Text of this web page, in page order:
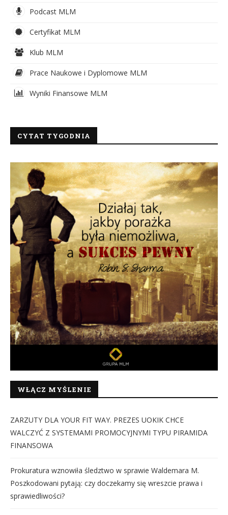
Podcast MLM
Certyfikat MLM
Klub MLM
Prace Naukowe i Dyplomowe MLM
Wyniki Finansowe MLM
CYTAT TYGODNIA
WŁĄCZ MYŚLENIE
ZARZUTY DLA YOUR FIT WAY. PREZES UOKIK CHCE
WALCZYĆ Z SYSTEMAMI PROMOCYJNYMI TYPU PIRAMIDA
FINANSOWA
Prokuratura wznowiła śledztwo w sprawie Waldemara M.
Poszkodowani pytają: czy doczekamy się wreszcie prawa i
sprawiedliwości?